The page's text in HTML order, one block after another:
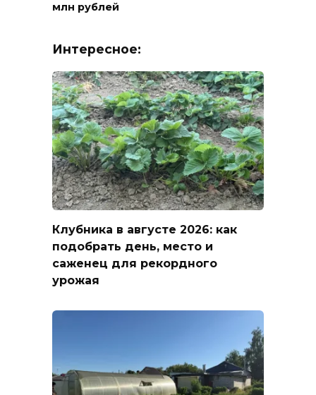
млн рублей
Интересное:
Клубника в августе 2026: как
подобрать день, место и
саженец для рекордного
урожая